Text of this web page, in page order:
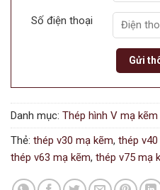
Số điện thoại
Danh mục: Thép hình V mạ
Thẻ: thép v30 mạ kẽm, thép
thép v63 mạ kẽm, thép v75 mạ